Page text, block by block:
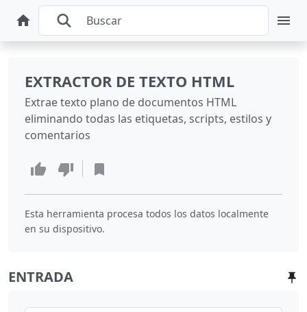
EXTRACTOR DE TEXTO HTML
Extrae texto plano de documentos HTML
eliminando todas las etiquetas, scripts, estilos y
comentarios
Esta herramienta procesa todos los datos localmente
en su dispositivo.
ENTRADA